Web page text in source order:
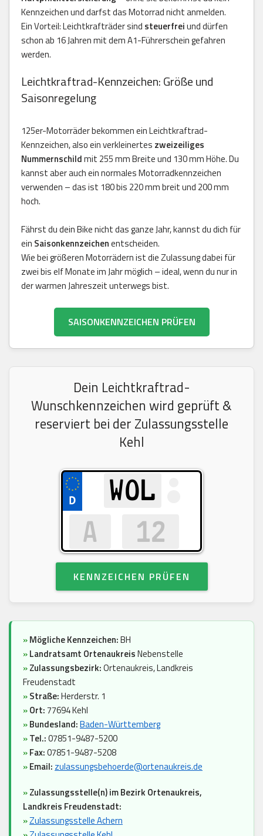
Kennzeichen und darfst das Motorrad nicht anmelden.
Ein Vorteil: Leichtkrafträder sind steuerfreiund dürfen
schon ab 16 Jahren mit dem A1-Führerschein gefahren
werden.
Leichtkraftrad-Kennzeichen: Größe und
Saisonregelung
125er-Motorräder bekommen ein Leichtkraftrad-
Kennzeichen, also ein verkleinertes zweizeiliges
Nummernschildmit 255 mm Breite und 130 mm Höhe. Du
kannst aber auch ein normales Motorradkennzeichen
verwenden – das ist 180 bis 220 mm breit und 200 mm
hoch.
Fährst du dein Bike nicht das ganze Jahr, kannst du dich für
ein Saisonkennzeichenentscheiden.
Wie bei größeren Motorrädern ist die Zulassung dabei für
zwei bis elf Monate im Jahr möglich – ideal, wenn du nur in
der warmen Jahreszeit unterwegs bist.
SAISONKENNZEICHEN PRÜFEN
Dein Leichtkraftrad-
Wunschkennzeichen wird geprüft &
reserviert bei der Zulassungsstelle
Kehl
KENNZEICHEN PRÜFEN
»Mögliche Kennzeichen:BH
»Landratsamt OrtenaukreisNebenstelle
»Zulassungsbezirk:Ortenaukreis, Landkreis
Freudenstadt
»Straße:Herderstr. 1
»Ort:77694 Kehl
»Bundesland:Baden-Württemberg
»Tel.:07851-9487-5200
»Fax:07851-9487-5208
»Email: zulassungsbehoerde@ortenaukreis.de
»Zulassungsstelle(n) im Bezirk Ortenaukreis,
Landkreis Freudenstadt:
»Zulassungsstelle Achern